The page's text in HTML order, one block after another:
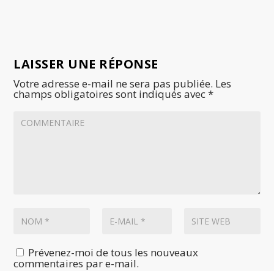
LAISSER UNE RÉPONSE
Votre adresse e-mail ne sera pas publiée. Les
champs obligatoires sont indiqués avec*
Prévenez-moi de tous les nouveaux
commentaires par e-mail.